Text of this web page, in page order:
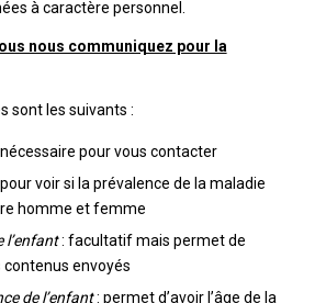
à caractère personnel.
nous communiquez pour la
sont les suivants :
pour vous contacter
voir si la prévalence de la maladie
homme et femme
l’enfant: facultatif mais permet de
envoyés
de l’enfant: permet d’avoir l’âge de la